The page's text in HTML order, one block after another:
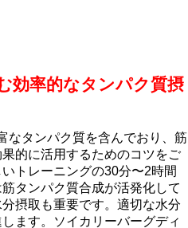
効率的なタンパク質摂
なタンパク質を含んでおり、筋
的に活用するためのコツをご
トレーニングの30分〜2時間
タンパク質合成が活発化して
摂取も重要です。適切な水分
ます。ソイカリーバーグディ